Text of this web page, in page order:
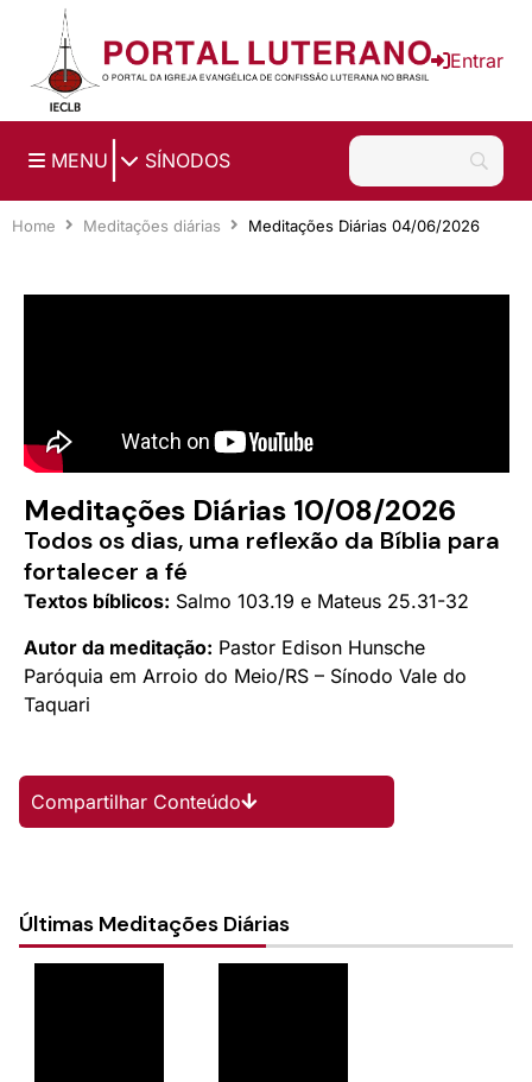
Ir para o conteúdo principal
Entrar
MENU SÍNODOS
Home Meditações diárias Meditações Diárias 04/06/2026
Meditações Diárias 10/08/2026
Todos os dias, uma reflexão da Bíblia para
fortalecer a fé
Textos bíblicos: Salmo 103.19 e Mateus 25.31-32
Autor da meditação: Pastor Edison Hunsche
Paróquia em Arroio do Meio/RS – Sínodo Vale do
Taquari
Compartilhar Conteúdo
Últimas Meditações Diárias